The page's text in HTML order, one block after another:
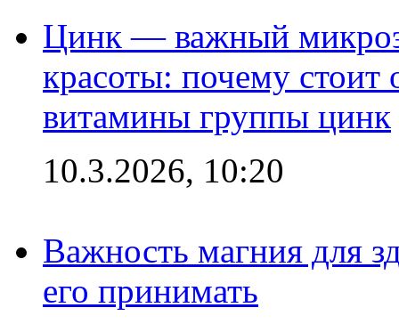
Цинк — важный
красоты: почему стоит
витамины группы цинк
10.3.2026, 10:20
Важность магния для
его принимать